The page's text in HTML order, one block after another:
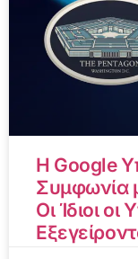
Η Google
Συμφωνία
Οι Ίδιοι